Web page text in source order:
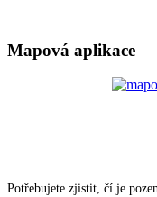
Mapová aplikace
Potřebujete zjistit, čí je